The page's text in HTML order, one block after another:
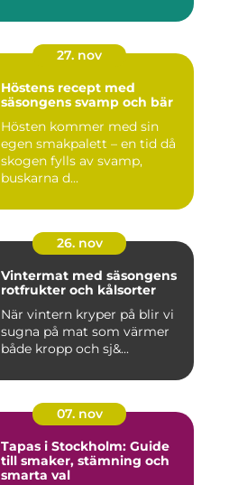
27. nov
Höstens recept med
säsongens svamp och bär
Hösten kommer med sin
egen smakpalett – en tid då
skogen fylls av svamp,
buskarna d...
26. nov
Vintermat med säsongens
rotfrukter och kålsorter
När vintern kryper på blir vi
sugna på mat som värmer
både kropp och sj&...
07. nov
Tapas i Stockholm: Guide
till smaker, stämning och
smarta val